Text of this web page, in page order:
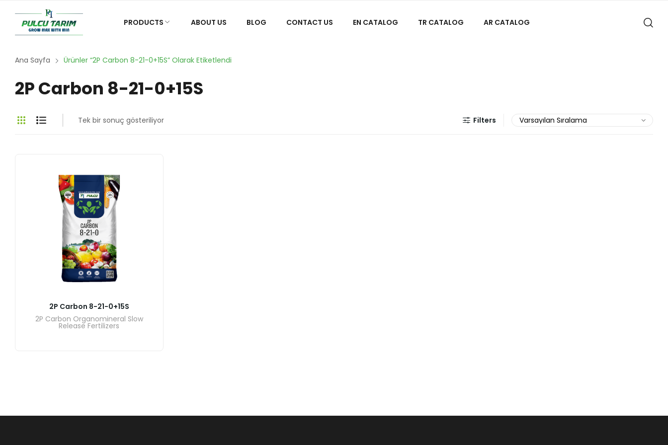
PRODUCTS ABOUT US BLOG CONTACT US EN CATALOG TR CATALOG AR CATALOG
Ana Sayfa Ürünler “2P Carbon 8-21-0+15S” Olarak Etiketlendi
2P Carbon 8-21-0+15S
Tek bir sonuç gösteriliyor Filters
2P Carbon 8-21-0+15S
2P Carbon Organomineral Slow
Release Fertilizers